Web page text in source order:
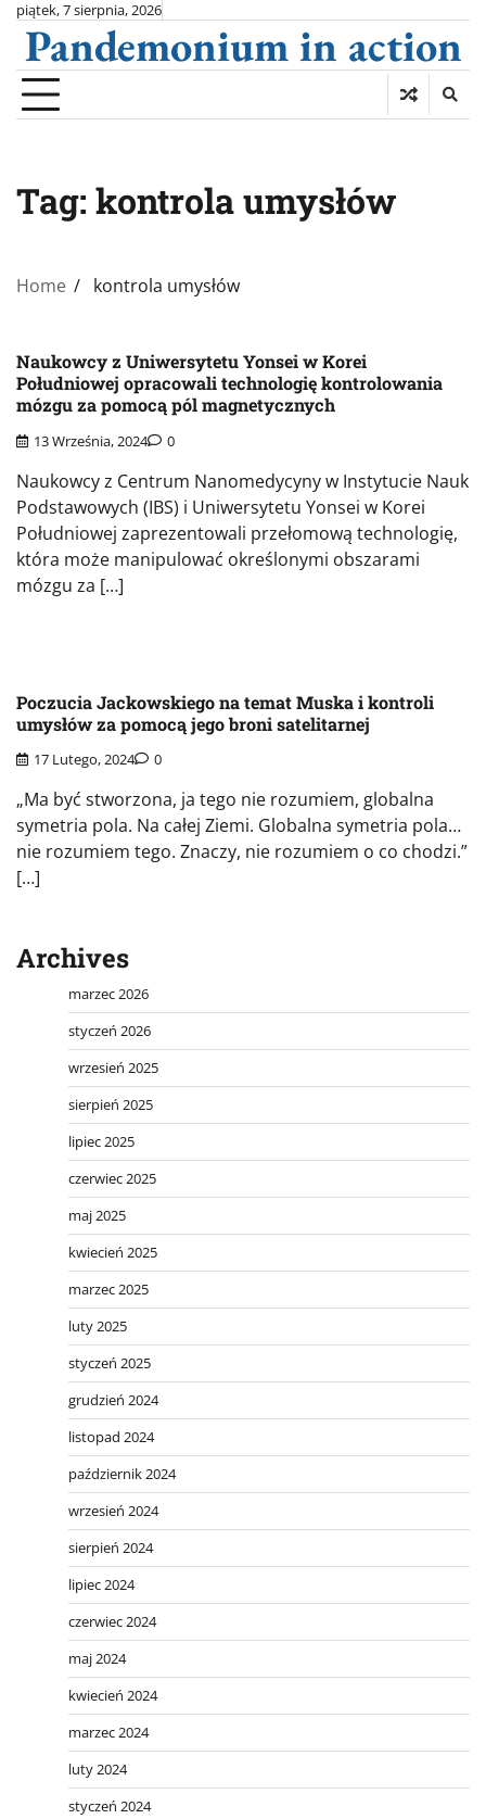
Skip
content
piątek, 7 sierpnia, 2026
Pandemonium in action
Tag: kontrola umysłów
Home kontrola umysłów
Naukowcy z Uniwersytetu Yonsei w Korei
Południowej opracowali technologię kontrolowania
mózgu za pomocą pól magnetycznych
13 Września, 2024 0
Naukowcy z Centrum Nanomedycyny w Instytucie Nauk
Podstawowych (IBS) i Uniwersytetu Yonsei w Korei
Południowej zaprezentowali przełomową technologię,
która może manipulować określonymi obszarami
mózgu za […]
Poczucia Jackowskiego na temat Muska i kontroli
umysłów za pomocą jego broni satelitarnej
17 Lutego, 2024 0
„Ma być stworzona, ja tego nie rozumiem, globalna
symetria pola. Na całej Ziemi. Globalna symetria pola…
nie rozumiem tego. Znaczy, nie rozumiem o co chodzi.”
[…]
Archives
marzec 2026
styczeń 2026
wrzesień 2025
sierpień 2025
lipiec 2025
czerwiec 2025
maj 2025
kwiecień 2025
marzec 2025
luty 2025
styczeń 2025
grudzień 2024
listopad 2024
październik 2024
wrzesień 2024
sierpień 2024
lipiec 2024
czerwiec 2024
maj 2024
kwiecień 2024
marzec 2024
luty 2024
styczeń 2024